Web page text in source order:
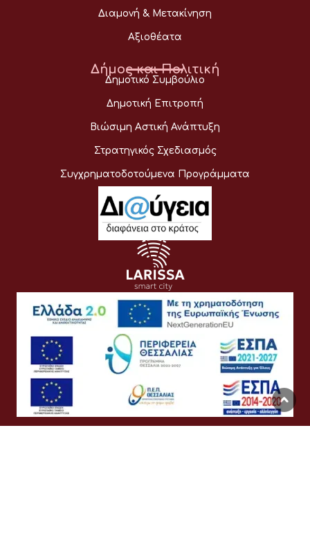
Διαμονή & Μετακίνηση
Αξιοθέατα
Δήμος και Πολιτική
Δημοτικό Συμβούλιο
Δημοτική Επιτροπή
Βιώσιμη Αστική Ανάπτυξη
Στρατηγικός Σχεδιασμός
Συγχρηματοδοτούμενα Προγράμματα